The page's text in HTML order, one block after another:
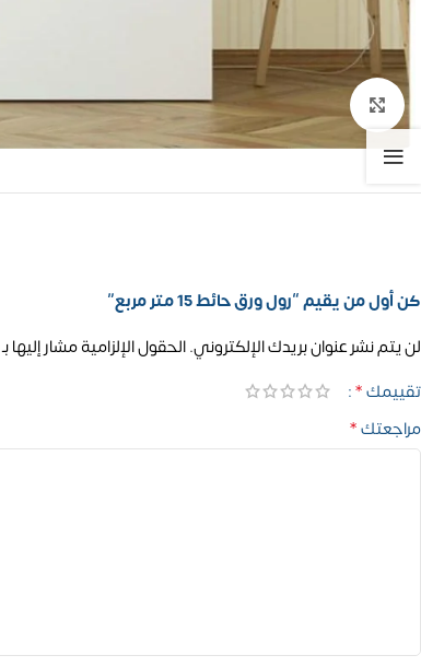
كن أول من يقيم “رول ورق حائط 15 متر مربع”
لن يتم نشر عنوان بريدك الإلكتروني.الحقول الإلزامية مشار إليها بـ
تقييمك*
مراجعتك*